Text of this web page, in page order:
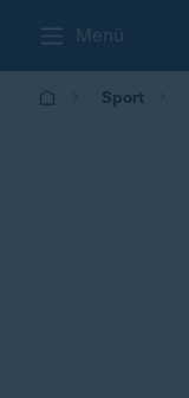
Menü
Sport